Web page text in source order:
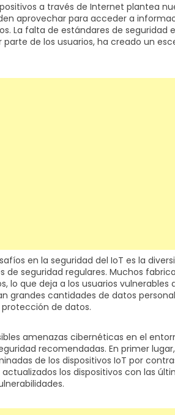
a través de Internet plantea
aprovechar para acceder a
La falta de estándares de seguridad
de los usuarios, ha creado un
en la seguridad del IoT es la
de seguridad regulares. Muchos
lo que deja a los usuarios
grandes cantidades de datos
de datos.
amenazas cibernéticas en el
recomendadas. En primer
de los dispositivos IoT por
los dispositivos con las